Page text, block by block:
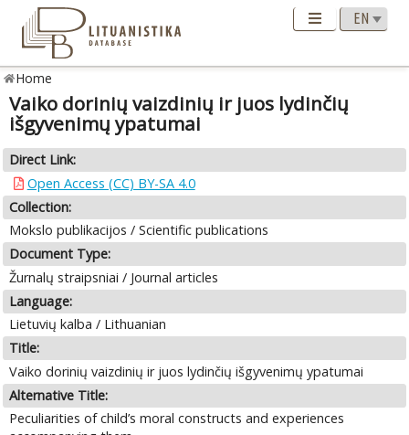
Home
Vaiko dorinių vaizdinių ir juos lydinčių
išgyvenimų ypatumai
Direct Link:
Open Access (CC) BY-SA 4.0
Collection:
Mokslo publikacijos / Scientific publications
Document Type:
Žurnalų straipsniai / Journal articles
Language:
Lietuvių kalba / Lithuanian
Title:
Vaiko dorinių vaizdinių ir juos lydinčių išgyvenimų ypatumai
Alternative Title:
Peculiarities of child’s moral constructs and experiences